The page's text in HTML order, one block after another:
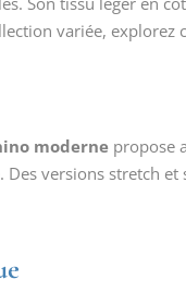
variée, explorez
moderne propose
Des versions stretch